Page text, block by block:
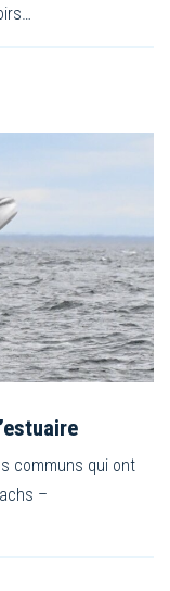
communs qui ont
–